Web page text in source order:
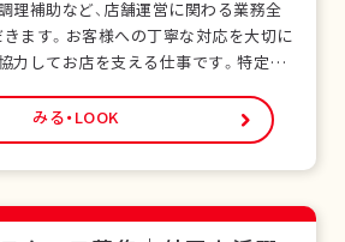
理補助など、店舗運営に関わる業務全
ます。お客様への丁寧な対応を大切に
力してお店を支える仕事です。特定技
の方でも研修制度があり、日本の飲食
学べます。正社員として安定した雇用形
ア形成が可能です。シフ…
みる・LOOK